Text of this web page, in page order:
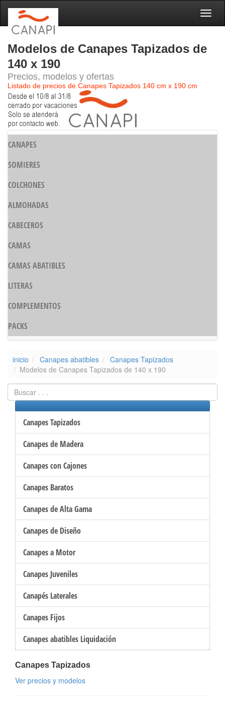
Modelos de Canapes Tapizados de
140 x 190
Precios, modelos y ofertas
Listado de precios de Canapes Tapizados 140 cm x 190 cm
CANAPES
SOMIERES
COLCHONES
ALMOHADAS
CABECEROS
CAMAS
CAMAS ABATIBLES
LITERAS
COMPLEMENTOS
PACKS
inicio Canapes abatibles
Canapes Tapizados
Modelos de Canapes Tapizados de 140 x 190
Canapes Tapizados
Canapes de Madera
Canapes con Cajones
Canapes Baratos
Canapes de Alta Gama
Canapes de Diseño
Canapes a Motor
Canapes Juveniles
Canapés Laterales
Canapes Fijos
Canapes abatibles Liquidación
Canapes Tapizados
Ver precios y modelos